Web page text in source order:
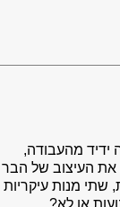
ידיד מהעבודה,
את העיצוב של הבר
שתי מנות עיקריות
או לא?